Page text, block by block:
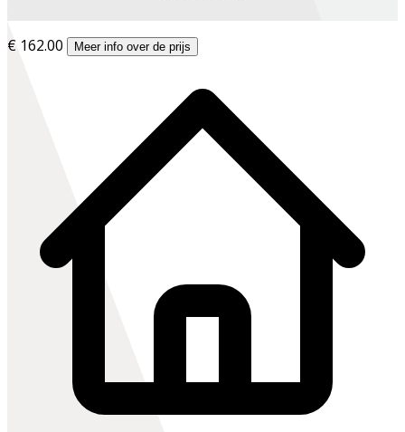
€ 162.00 Meer info over de prijs